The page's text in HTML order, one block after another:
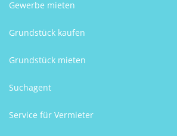
Gewerbe mieten
Grundstück kaufen
Grundstück mieten
Suchagent
Service für Vermieter